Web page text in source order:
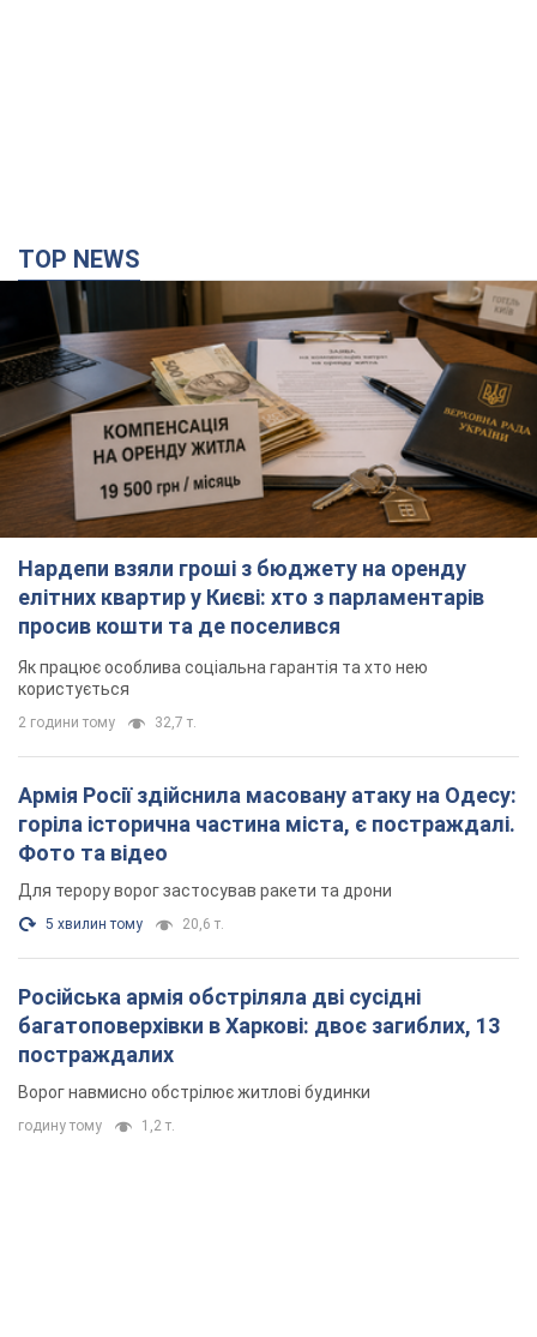
TOP NEWS
Нардепи взяли гроші з бюджету на оренду
елітних квартир у Києві: хто з парламентарів
просив кошти та де поселився
Як працює особлива соціальна гарантія та хто нею
користується
2 години тому 32,7 т.
Армія Росії здійснила масовану атаку на Одесу:
горіла історична частина міста, є постраждалі.
Фото та відео
Для терору ворог застосував ракети та дрони
5 хвилин тому 20,6 т.
Російська армія обстріляла дві сусідні
багатоповерхівки в Харкові: двоє загиблих, 13
постраждалих
Ворог навмисно обстрілює житлові будинки
годину тому 1,2 т.